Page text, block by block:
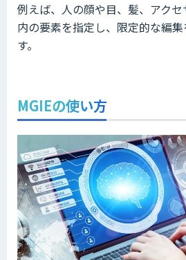
例えば、人の顔や目、髪、アク
内の要素を指定し、限定的な編
す。
MGIEの使い方